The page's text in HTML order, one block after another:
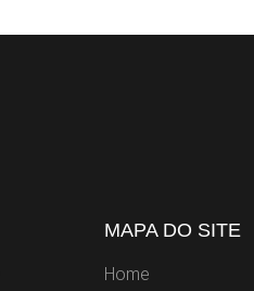
MAPA DO SITE
Home